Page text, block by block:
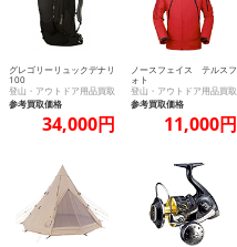
グレゴリーリュックデナリ
100
登山・アウトドア用品買取
参考買取価格
34,000円
ノースフェイス テルスフ
ォト
登山・アウトドア用品買取
参考買取価格
11,000円